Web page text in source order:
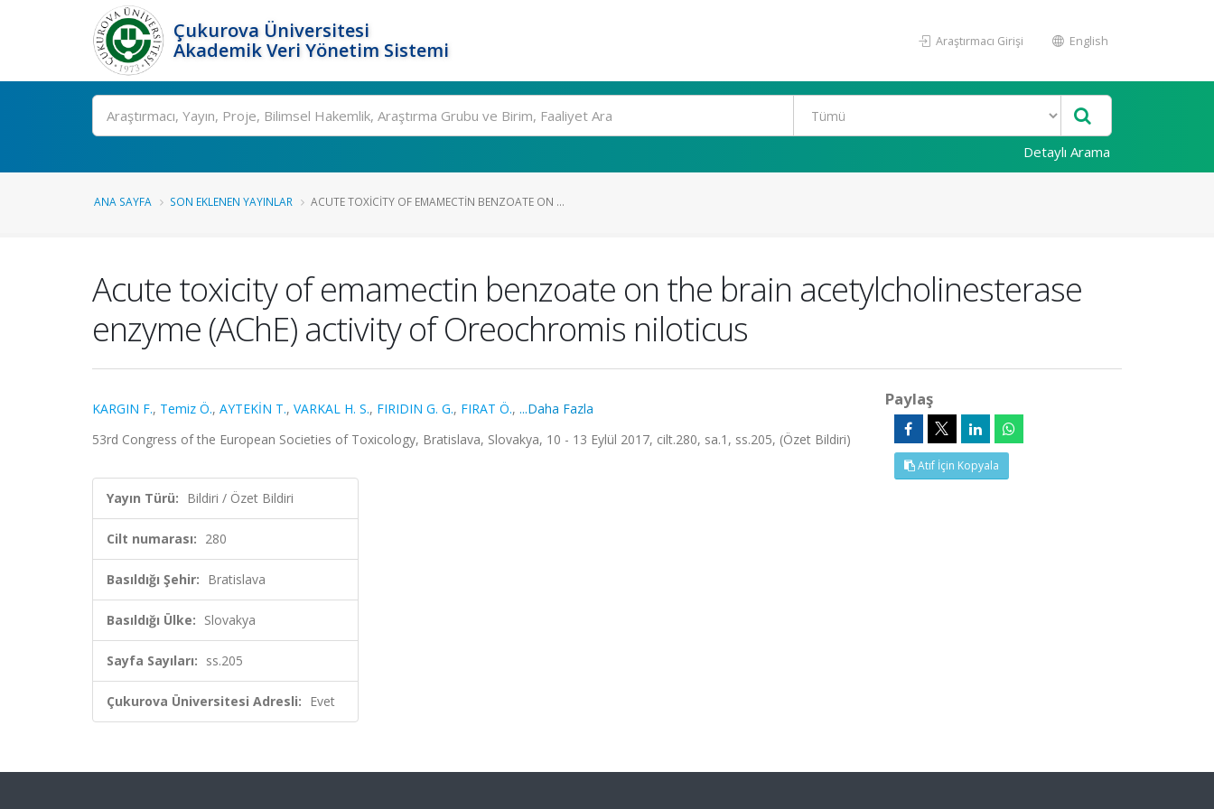
Çukurova Üniversitesi
Akademik Veri Yönetim Sistemi
Araştırmacı Girişi English
Ara
Detaylı Arama
ANA SAYFA SON EKLENEN YAYINLAR ACUTE TOXICITY OF EMAMECTIN BENZOATE ON ...
Acute toxicity of emamectin benzoate on the brain acetylcholinesterase
enzyme (AChE) activity of Oreochromis niloticus
KARGIN F., Temiz Ö., AYTEKİN T., VARKAL H. S., FIRIDIN G. G., FIRAT Ö., ...Daha Fazla
53rd Congress of the European Societies of Toxicology, Bratislava, Slovakya, 10 - 13 Eylül 2017, cilt.280, sa.1, ss.205, (Özet Bildiri)
Yayın Türü: Bildiri / Özet Bildiri
Cilt numarası: 280
Basıldığı Şehir: Bratislava
Basıldığı Ülke: Slovakya
Sayfa Sayıları: ss.205
Çukurova Üniversitesi Adresli: Evet
Paylaş
Atıf İçin Kopyala